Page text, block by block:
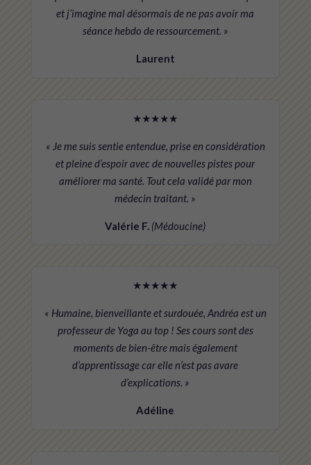
et j’imagine mal désormais de ne pas avoir ma
séance hebdo de ressourcement. »
Laurent
★★★★★
« Je me suis sentie entendue, prise en considération
et pleine d’espoir avec de nouvelles pistes pour
améliorer ma santé. Tout cela validé par mon
médecin traitant. »
Valérie F. (Médoucine)
★★★★★
« Humaine, bienveillante et surdouée, Andréa est un
professeur de Yoga au top ! Ses cours sont des
moments de bien-être mais également
d’apprentissage car elle n’est pas avare
d’explications. »
Adéline